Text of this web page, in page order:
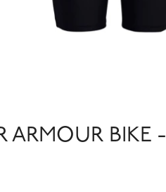
ARMOUR BIKE -